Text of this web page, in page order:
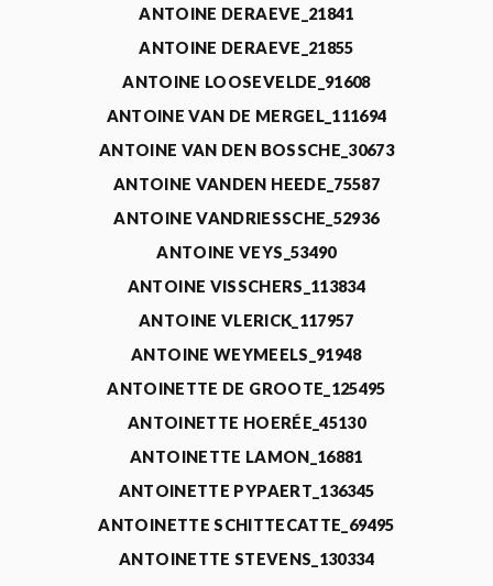
ANTOINE DERAEVE_21841
ANTOINE DERAEVE_21855
ANTOINE LOOSEVELDE_91608
ANTOINE VAN DE MERGEL_111694
ANTOINE VAN DEN BOSSCHE_30673
ANTOINE VANDEN HEEDE_75587
ANTOINE VANDRIESSCHE_52936
ANTOINE VEYS_53490
ANTOINE VISSCHERS_113834
ANTOINE VLERICK_117957
ANTOINE WEYMEELS_91948
ANTOINETTE DE GROOTE_125495
ANTOINETTE HOERÉE_45130
ANTOINETTE LAMON_16881
ANTOINETTE PYPAERT_136345
ANTOINETTE SCHITTECATTE_69495
ANTOINETTE STEVENS_130334